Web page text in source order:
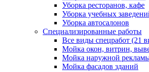
Уборка ресторанов, кафе
Уборка учебных
Уборка автосалонов
Специализированные работы
Все виды спецработ (21
Мойка окон, витрин,
Мойка наружной
Мойка фасадов зданий